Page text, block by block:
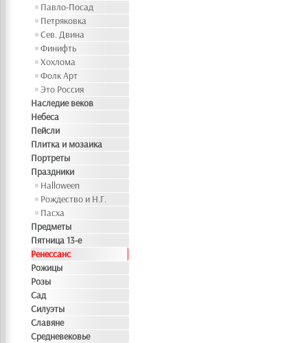
Павло-Посад
Петряковка
Сев. Двина
Финифть
Хохлома
Фолк Арт
Это Россия
Наследие веков
Небеса
Пейсли
Плитка и мозаика
Портреты
Праздники
Halloween
Рождество и Н.Г.
Пасха
Предметы
Пятница 13-е
Ренессанс
Рожицы
Розы
Сад
Силуэты
Славяне
Средневековье